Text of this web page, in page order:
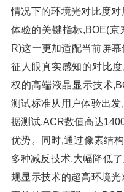
情况下的环境光对比度
体验的关键指标,BOE(
R)这一更加适配当前屏
征人眼真实感知的对比
权的高端液晶显示技术
测试标准从用户体验出
据测试,ACR数值高达
优势。同时,通过像素结
多种减反技术,大幅降低
规显示技术的超高环境